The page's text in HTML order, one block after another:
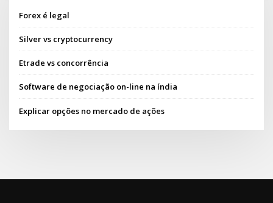
Forex é legal
Silver vs cryptocurrency
Etrade vs concorrência
Software de negociação on-line na índia
Explicar opções no mercado de ações